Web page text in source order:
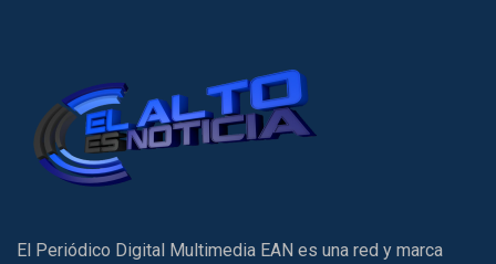
El Periódico Digital Multimedia EAN es una red y marca